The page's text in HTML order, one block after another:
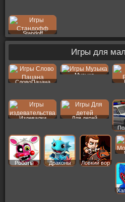
Standoff
Игры для
СловоПацана
Музыка
Издевалки
Для детей
Роботы Драконы Ловкий вор